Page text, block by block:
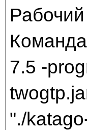
7.5 -
"./